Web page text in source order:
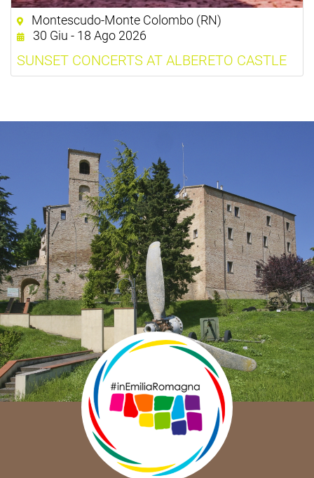
Montescudo-Monte Colombo (RN)
30 Giu - 18 Ago 2026
SUNSET CONCERTS AT ALBERETO CASTLE